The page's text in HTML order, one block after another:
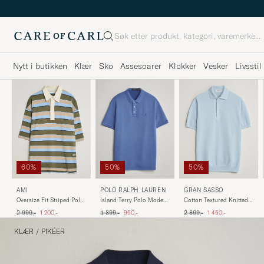
Søk
Nytt i butikken Klær Sko Assesoarer Klokker Vesker Livsstil
60%
AMI
Oversize Fit Striped Polo
Ordinær pris
2 999,- Nedsatt pris
1 200,-
50%
POLO RALPH LAUREN
Island Terry Polo Modern
Ordinær pris
1 899,- Nedsatt pris
950,-
50%
GRAN SASSO
Cotton Textured Knitted
Ordinær pris
2 899,- Nedsatt pris
1 450,-
KLÆR / PIKÉER